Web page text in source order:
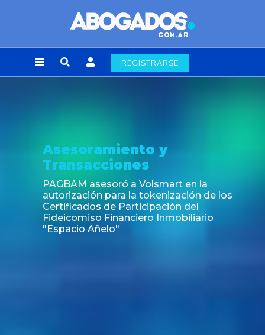
REGISTRARSE
Asesoramiento y
Transacciones
PAGBAM asesoró a Volsmart en la
autorización para la tokenización de los
Certificados de Participación del
Fideicomiso Financiero Inmobiliario
"Espacio Añelo"